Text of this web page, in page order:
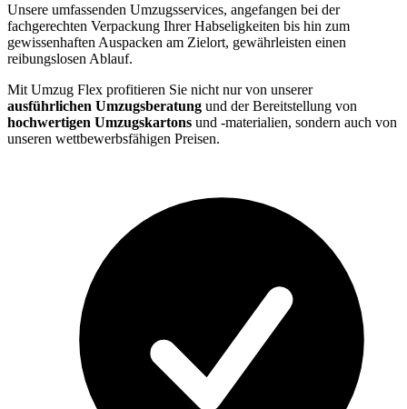
Unsere umfassenden Umzugsservices, angefangen bei der
fachgerechten Verpackung Ihrer Habseligkeiten bis hin zum
gewissenhaften Auspacken am Zielort, gewährleisten einen
reibungslosen Ablauf.
Mit Umzug Flex profitieren Sie nicht nur von unserer
ausführlichen Umzugsberatung und der Bereitstellung von
hochwertigen Umzugskartons und -materialien, sondern auch von
unseren wettbewerbsfähigen Preisen.